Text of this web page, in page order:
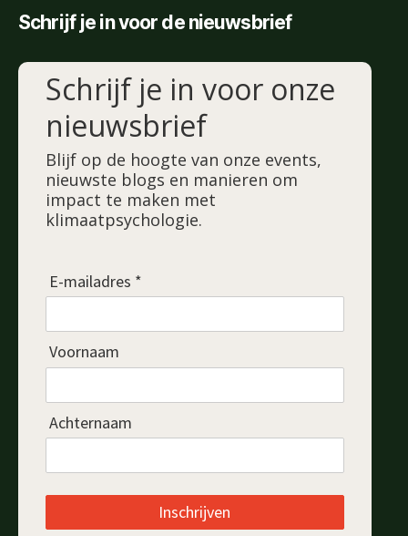
Schrijf je in voor de nieuwsbrief
Schrijf je in voor onze
nieuwsbrief
Blijf op de hoogte van onze events,
nieuwste blogs en manieren om
impact te maken met
klimaatpsychologie.
E-mailadres *
Voornaam
Achternaam
Inschrijven